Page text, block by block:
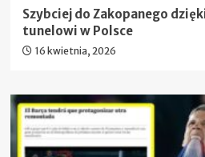
Szybciej do Zakopanego
tunelowi w Polsce
16 kwietnia, 2026